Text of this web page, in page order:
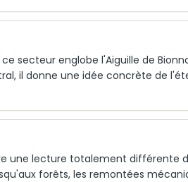
secteur englobe l'Aiguille de
il donne une idée concrète de
une lecture totalement différente
forêts, les remontées